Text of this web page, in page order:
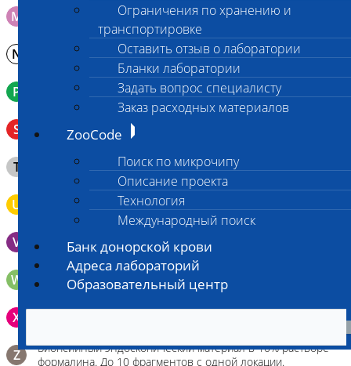
Ограничения по хранению и
транспортировке
Оставить отзыв о лаборатории
Бланки лаборатории
Задать вопрос специалисту
Заказ расходных материалов
ZooCode
Поиск по микрочипу
Описание проекта
Технология
Международный поиск
Банк донорской крови
Адреса лабораторий
Образовательный центр
M Мазок на стекло
N Молоко в контейнере 10-30 мл
P Кровь в пробирку с К3ЭДТА (К2ЭДТА)
S
Венозная кровь в пробирке с активатором свертывания
без разделительного геля
T
Клещ (не более 2 шт.), плотно закрытая сухая пробирка
типа Эппендорф
U Моча во флаконе 5 - 10 мл
V Выпоты и биологические жидкости в контейнере
W Волос (шерсть) в пробирке Эппендорфа
X
Зонд щеточка с буккальным эпителием с внутренней
Z
Биопсийный эндоскопический материал в 10% растворе
формалина. До 10 фрагментов с одной локации.